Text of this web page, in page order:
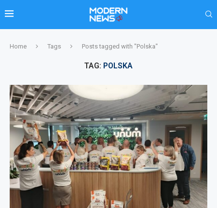
Home Tags Posts tagged with "Polska"
TAG: POLSKA